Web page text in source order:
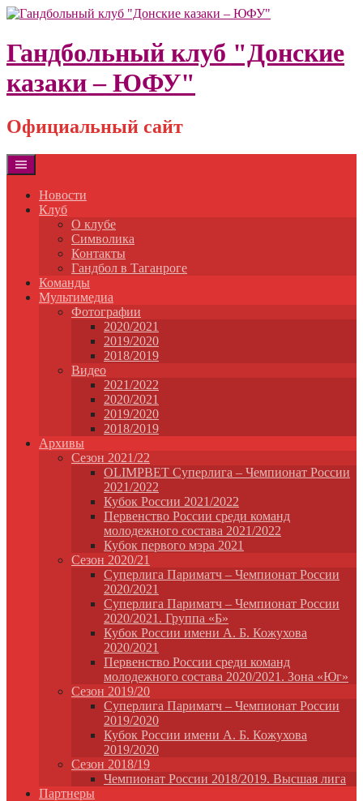
Skip
content
Гандбольный клуб "Донские
казаки – ЮФУ"
Официальный сайт
Новости
Клуб
О клубе
Символика
Контакты
Гандбол в Таганроге
Команды
Мультимедиа
Фотографии
2020/2021
2019/2020
2018/2019
Видео
2021/2022
2020/2021
2019/2020
2018/2019
Архивы
Сезон 2021/22
OLIMPBET Суперлига – Чемпионат России
2021/2022
Кубок России 2021/2022
Первенство России среди команд
молодежного состава 2021/2022
Кубок первого мэра 2021
Сезон 2020/21
Суперлига Париматч – Чемпионат России
2020/2021
Суперлига Париматч – Чемпионат России
2020/2021. Группа «Б»
Кубок России имени А. Б. Кожухова
2020/2021
Первенство России среди команд
молодежного состава 2020/2021. Зона «Юг»
Сезон 2019/20
Суперлига Париматч – Чемпионат России
2019/2020
Кубок России имени А. Б. Кожухова
2019/2020
Сезон 2018/19
Чемпионат России 2018/2019. Высшая лига
Партнеры